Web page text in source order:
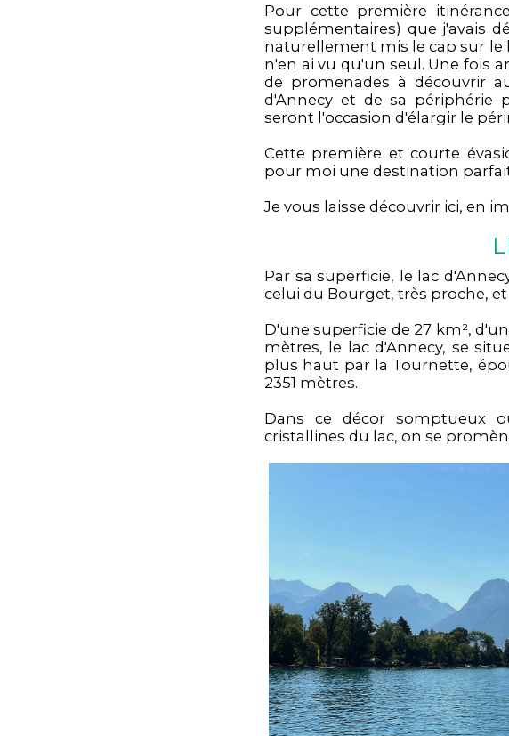
Pour cette première
supplémentaires) que j'avais
naturellement mis le cap sur le
n'en ai vu qu'un seul. Une fois
de promenades à découvrir
d'Annecy et de sa périphérie
seront l'occasion d'élargir le
Cette première et courte
pour moi une destination
Je vous laisse découvrir ici, en
Par sa superficie, le lac
celui du Bourget, très proche,
D'une superficie de 27 km²,
mètres, le lac d'Annecy, se
plus haut par la Tournette,
2351 mètres.
Dans ce décor somptueux
cristallines du lac, on se